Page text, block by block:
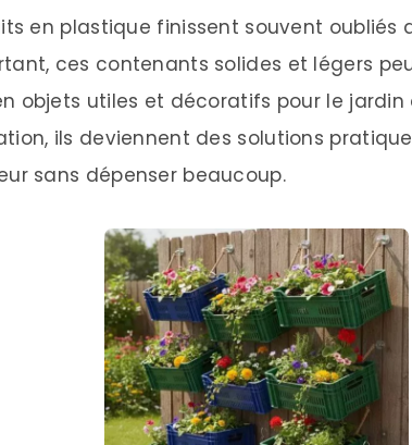
en plastique finissent souvent oubliés
ces contenants solides et légers
objets utiles et décoratifs pour le jardin
ils deviennent des solutions
sans dépenser beaucoup.